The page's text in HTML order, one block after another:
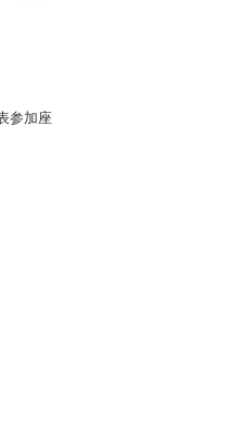
教学与跨文化适应方面
积极健康的学习状态。
相关师生代表参加座